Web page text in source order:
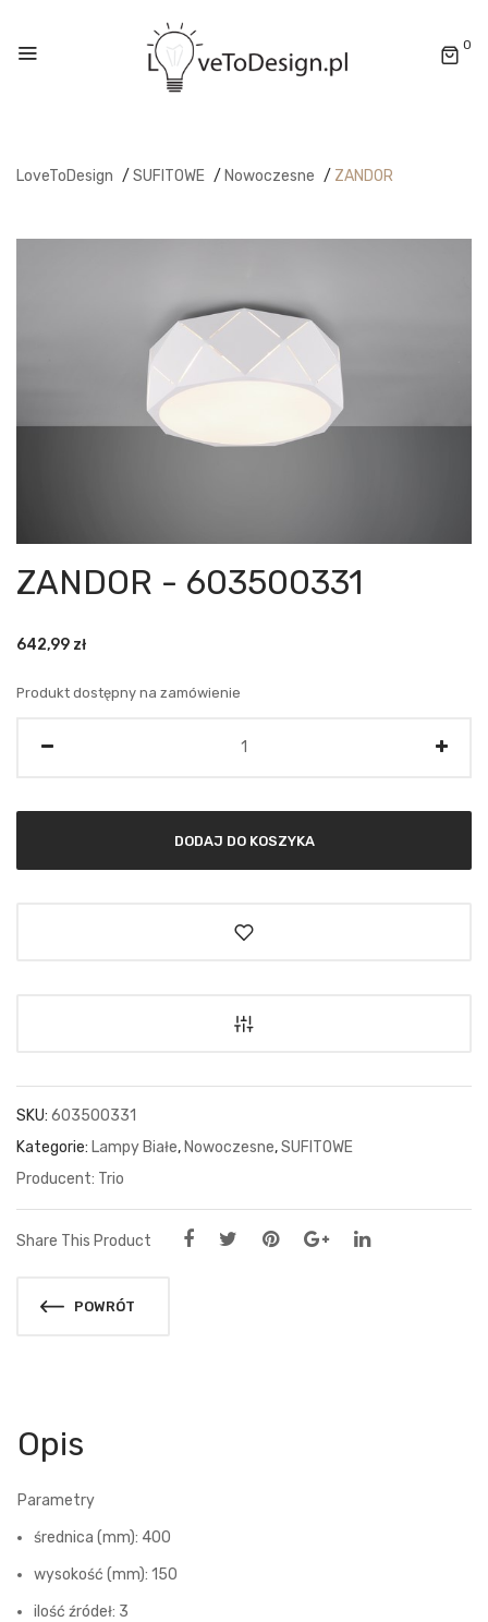
0
LoveToDesign / SUFITOWE / Nowoczesne / ZANDOR
ZANDOR - 603500331
642,99 zł
Produkt dostępny na zamówienie
DODAJ DO KOSZYKA
SKU: 603500331
Kategorie: Lampy Białe, Nowoczesne,SUFITOWE
Trio
Share This Product
POWRÓT
Opis
Parametry
średnica (mm): 400
wysokość (mm): 150
ilość źródeł: 3